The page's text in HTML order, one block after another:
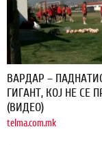
ВАРДАР –
ГИГАНТ, КОЈ НЕ СЕ
(ВИДЕО)
telma.com.mk